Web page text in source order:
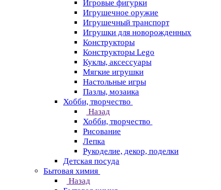
Игровые фигурки
Игрушечное оружие
Игрушечный транспорт
Игрушки для новорожденных
Конструкторы
Конструкторы Lego
Куклы, аксессуары
Мягкие игрушки
Настольные игры
Пазлы, мозаика
Хобби, творчество
Назад
Хобби, творчество
Рисование
Лепка
Рукоделие, декор, поделки
Детская посуда
Бытовая химия
Назад